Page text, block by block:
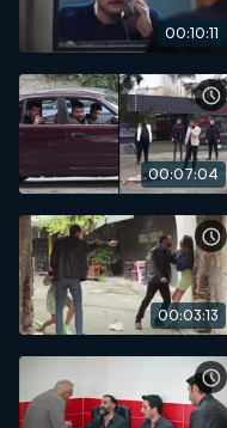
00:10:11
00:07:04
00:03:13